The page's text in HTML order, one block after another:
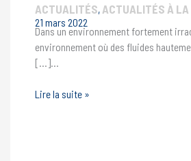
ACTUALITÉS, ACTUALITÉS À LA
21 mars 2022
Dans un environnement fortement
environnement où des fluides
[…]…
NOUVEAU
Lire la suite »